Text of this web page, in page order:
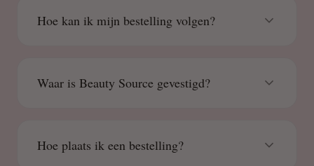
Hoe kan ik mijn bestelling volgen?
Waar is Beauty Source gevestigd?
Hoe plaats ik een bestelling?